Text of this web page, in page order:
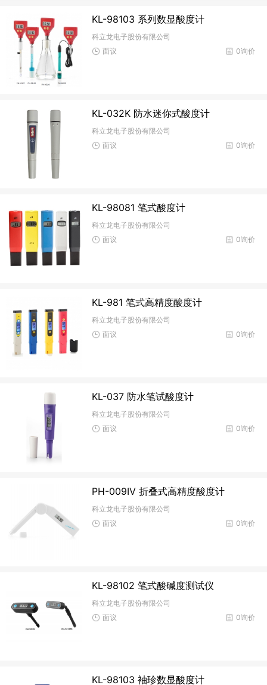
KL-98103 系列数显酸度计
科立龙电子股份有限公司
0询价
面议
KL-032K 防水迷你式酸度计
科立龙电子股份有限公司
0询价
面议
KL-98081 笔式酸度计
科立龙电子股份有限公司
0询价
面议
KL-981 笔式高精度酸度计
科立龙电子股份有限公司
0询价
面议
KL-037 防水笔试酸度计
科立龙电子股份有限公司
0询价
面议
PH-009IV 折叠式高精度酸度计
科立龙电子股份有限公司
0询价
面议
KL-98102 笔式酸碱度测试仪
科立龙电子股份有限公司
0询价
面议
KL-98103 袖珍数显酸度计